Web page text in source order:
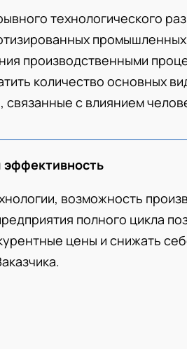
технологического
производственными
количество основных
связанные с влиянием
возможность
полного цикла
цены и снижать